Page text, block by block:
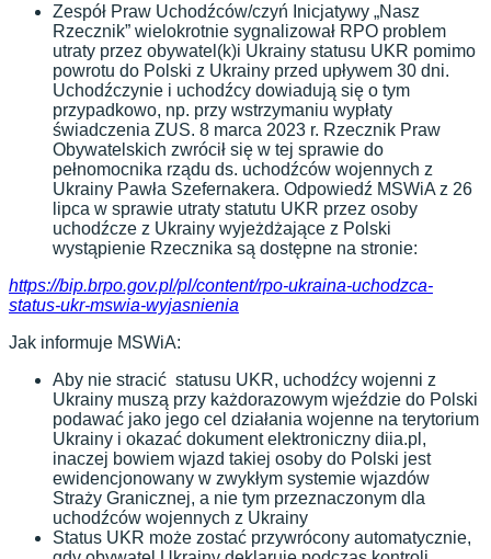
Zespół Praw Uchodźców/czyń Inicjatywy „Nasz
Rzecznik” wielokrotnie sygnalizował RPO problem
utraty przez obywatel(k)i Ukrainy statusu UKR pomimo
powrotu do Polski z Ukrainy przed upływem 30 dni.
Uchodźczynie i uchodźcy dowiadują się o tym
przypadkowo, np. przy wstrzymaniu wypłaty
świadczenia ZUS. 8 marca 2023 r. Rzecznik Praw
Obywatelskich zwrócił się w tej sprawie do
pełnomocnika rządu ds. uchodźców wojennych z
Ukrainy Pawła Szefernakera. Odpowiedź MSWiA z 26
lipca w sprawie utraty statutu UKR przez osoby
uchodźcze z Ukrainy wyjeżdżające z Polski
wystąpienie Rzecznika są dostępne na stronie:
https://bip.brpo.gov.pl/pl/content/rpo-ukraina-uchodzca-
status-ukr-mswia-wyjasnienia
Jak informuje MSWiA:
Aby nie stracić statusu UKR, uchodźcy wojenni z
Ukrainy muszą przy każdorazowym wjeździe do Polski
podawać jako jego cel działania wojenne na terytorium
Ukrainy i okazać dokument elektroniczny diia.pl,
inaczej bowiem wjazd takiej osoby do Polski jest
ewidencjonowany w zwykłym systemie wjazdów
Straży Granicznej, a nie tym przeznaczonym dla
uchodźców wojennych z Ukrainy
Status UKR może zostać przywrócony automatycznie,